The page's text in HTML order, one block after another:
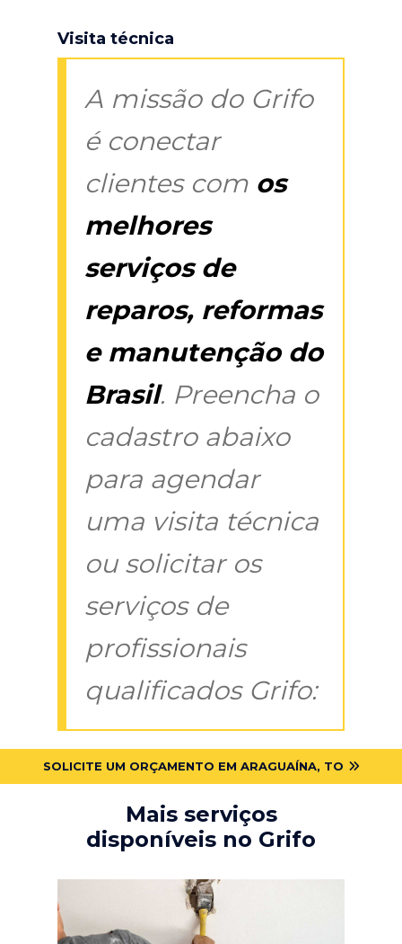
Visita técnica
A missão do Grifo
é conectar
clientes com os
melhores
serviços de
reparos, reformas
e manutenção do
Brasil. Preencha o
cadastro abaixo
para agendar
uma visita técnica
ou solicitar os
serviços de
profissionais
qualificados Grifo:
SOLICITE UM ORÇAMENTO EM ARAGUAÍNA, TO
Mais serviços
disponíveis no Grifo